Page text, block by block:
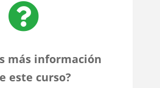

más información
este curso?